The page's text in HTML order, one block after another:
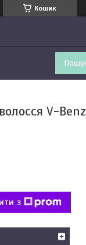
Кошик
V-Benz
з